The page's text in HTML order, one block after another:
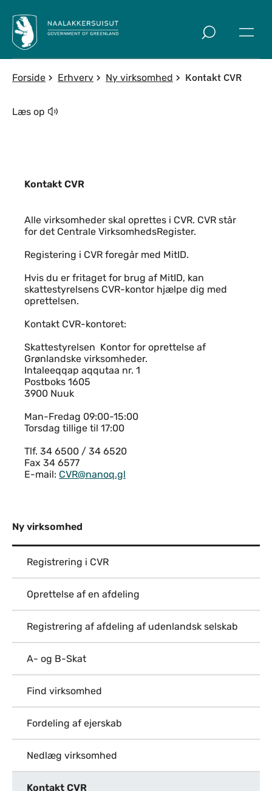
Forside Erhverv Ny virksomhed Kontakt CVR
Læs op
Kontakt CVR
Kontakt CVR
Alle virksomheder skal oprettes i CVR. CVR står
for det Centrale VirksomhedsRegister.
Registering i CVR foregår med MitID.
Hvis du er fritaget for brug af MitID, kan
skattestyrelsens CVR-kontor hjælpe dig med
oprettelsen.
Kontakt CVR-kontoret:
Skattestyrelsen Kontor for oprettelse af
Grønlandske virksomheder.
Intaleeqqap aqqutaa nr. 1
Postboks 1605
3900 Nuuk
Man-Fredag 09:00-15:00
Torsdag tillige til 17:00
Tlf. 34 6500 / 34 6520
Fax 34 6577
E-mail: CVR@nanoq.gl
Ny virksomhed
Registrering i CVR
Oprettelse af en afdeling
Registrering af afdeling af udenlandsk selskab
A- og B-Skat
Find virksomhed
Fordeling af ejerskab
Nedlæg virksomhed
Kontakt CVR